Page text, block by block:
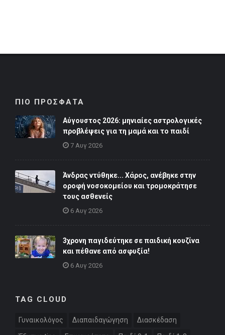
ΠΙΟ ΠΡΟΣΦΑΤΑ
Αύγουστος 2026: μηνιαίες αστρολογικές
προβλέψεις για τη μαμά και το παιδί
7 Αυγ 2026
Άνδρας ντύθηκε... Χάρος, ανέβηκε στην
οροφή νοσοκομείου και τρομοκράτησε
τους ασθενείς
6 Αυγ 2026
3χρονη παγιδεύτηκε σε παιδική κουζίνα
και πέθανε από ασφυξία!
6 Αυγ 2026
TAG CLOUD
Γυναικολόγος Διαπαιδαγώγηση Διασκέδαση